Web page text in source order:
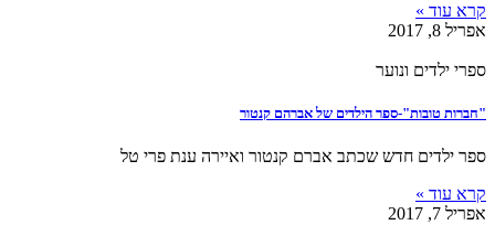
קרא עוד »
אפריל 8, 2017
ספרי ילדים ונוער
"חברות טובות"-ספר הילדים של אברהם קנטור
ספר ילדים חדש שכתב אברם קנטור ואיירה ענת פרי טל
קרא עוד »
אפריל 7, 2017